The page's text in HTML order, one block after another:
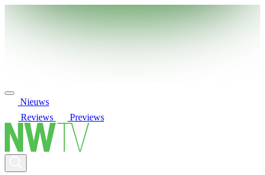
Nieuws
Reviews
Previews